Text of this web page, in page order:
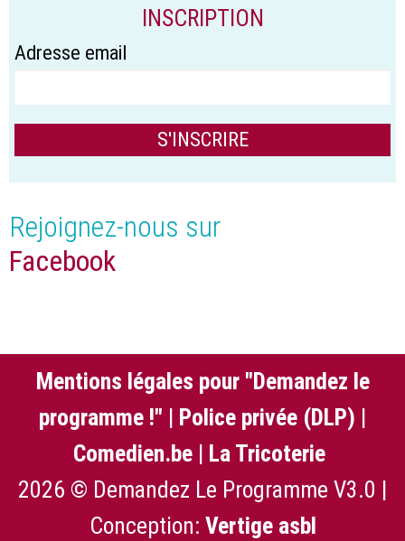
INSCRIPTION
Adresse email
Rejoignez-nous sur
Facebook
Mentions légales pour "Demandez le
programme !" | Police privée (DLP) |
Comedien.be | La Tricoterie
2026 © Demandez Le Programme V3.0 |
Conception: Vertige asbl